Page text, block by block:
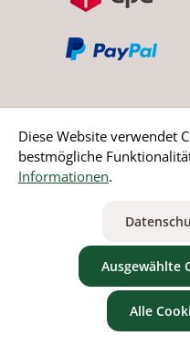
Diese Website verwendet
bestmögliche
Informationen.
Ausgewählte
Alle